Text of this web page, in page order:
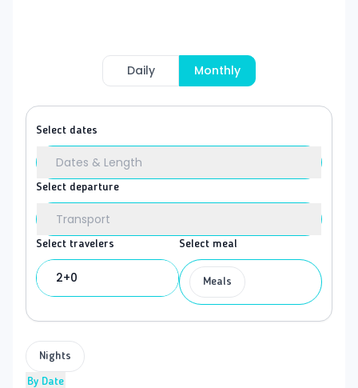
Daily Monthly
Select dates
Dates & Length
Select departure
Transport
Select travelers
2+0
Select meal
Meals
Nights
By Date